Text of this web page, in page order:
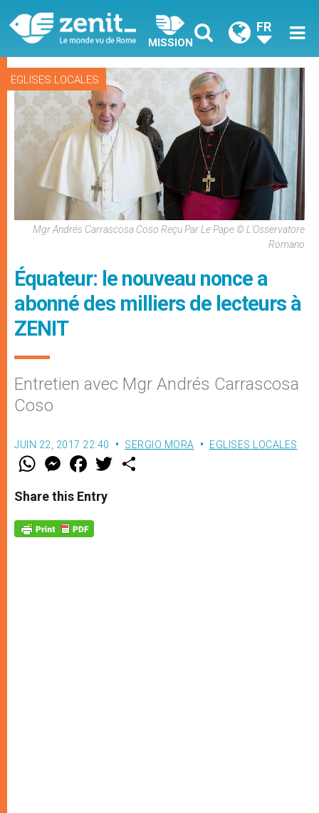
MISSION
FR
EGLISES LOCALES
Mgr Andrés Carrascosa Coso Reçu Par Le Pape © L'Osservatore
Romano
Équateur: le nouveau nonce a
abonné des milliers de lecteurs à
ZENIT
Entretien avec Mgr Andrés Carrascosa
Coso
JUIN 22, 2017 22:40 SERGIO MORA EGLISES LOCALES
W
t
s
p
p
M
e
s
e
g
e
F
a
e
b
o
k
w
Share this Entry